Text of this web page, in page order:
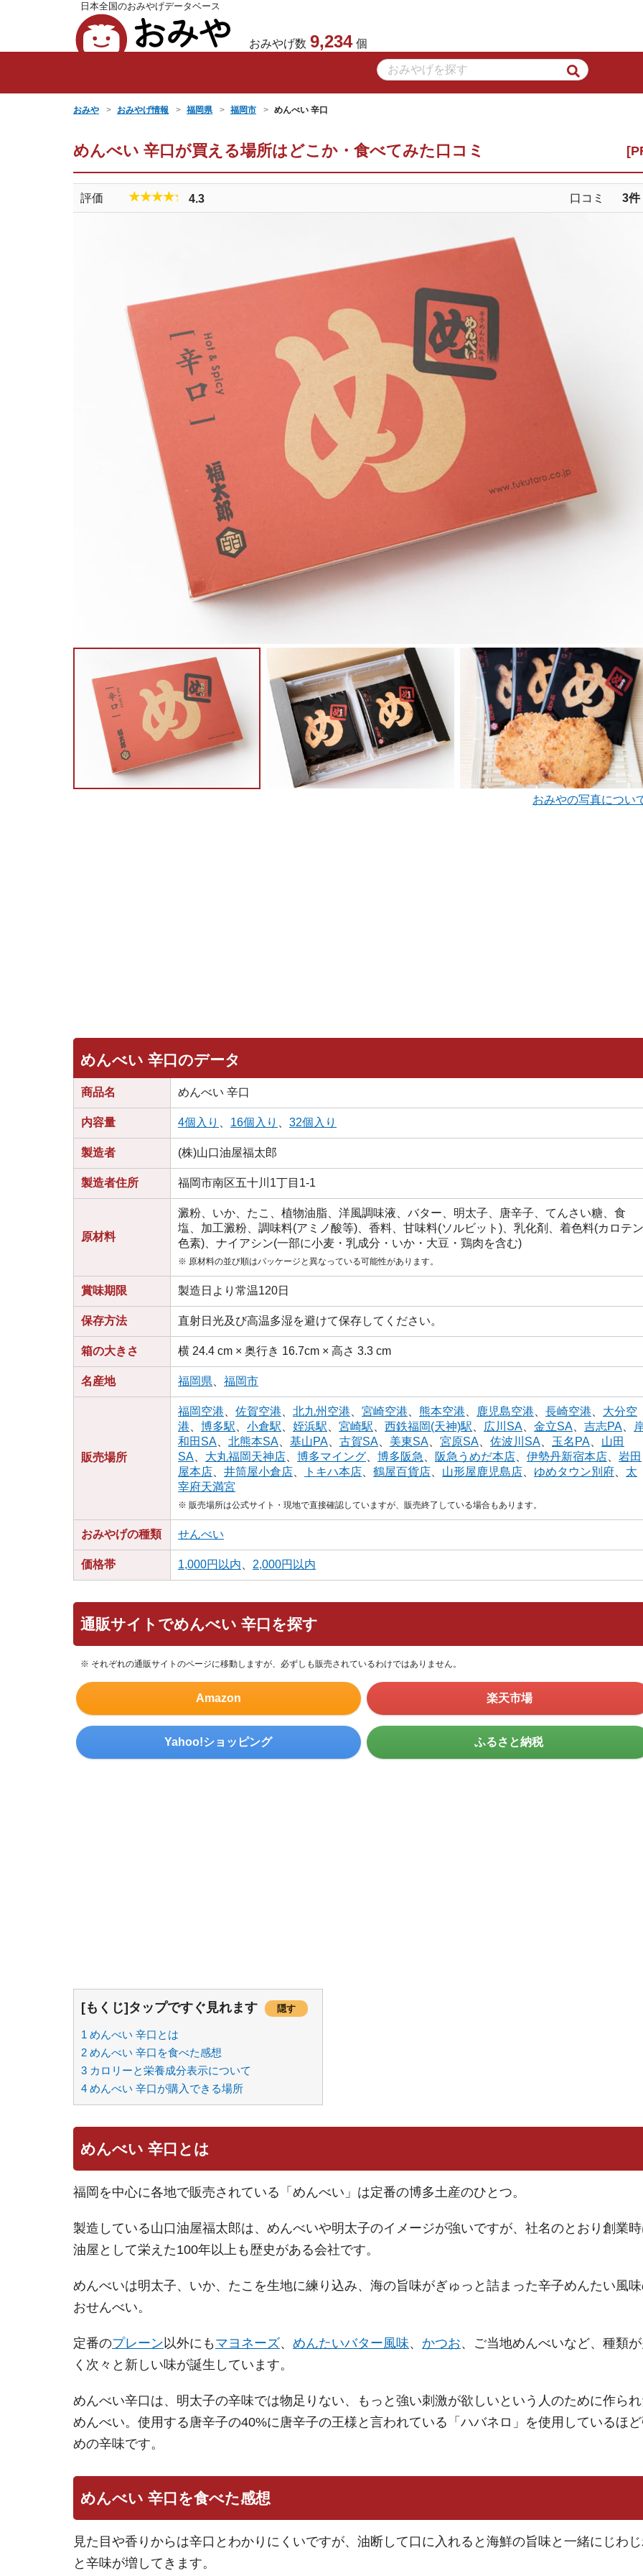
日本全国のおみやげデータベース
おみやげ数 9,234 個
おみや おみやげ情報 福岡県 福岡市 めんべい 辛口
めんべい 辛口が買える場所はどこか・食べてみた口コミ
評価 ★★★★★ 4.3 口コミ 3件
おみやの写真につい
めんべい 辛口のデータ
商品名 めんべい 辛口
内容量 4個入り 16個入り 32個入り
製造者 (株)山口油屋福太郎
製造者住所 福岡市南区五十川1丁目1-1
原材料
澱粉、いか、たこ、植物油脂、洋風調味液、バター、明太子、唐辛子、てんさい糖、食
塩、加工澱粉、調味料(アミノ酸等)、香料、甘味料(ソルビット)、乳化剤、着色料(カロテン
色素)、ナイアシン(一部に小麦・乳成分・いか・大豆・鶏肉を含む)
※ 原材料の並び順はパッケージと異なっている可能性があります。
賞味期限 製造日より常温120日
保存方法 直射日光及び高温多湿を避けて保存してください。
箱の大きさ 横 24.4 cm × 奥行き 16.7cm × 高さ 3.3 cm
名産地 福岡県 福岡市
販売場所
福岡空港 佐賀空港 北九州空港 宮崎空港 熊本空港 鹿児島空港 長崎空港
大分空
港
博多駅 小倉駅 姪浜駅 宮崎駅 西鉄福岡(天神)駅 広川SA 金立SA 吉志PA
和田SA
北熊本SA 基山PA 古賀SA 美東SA 宮原SA 佐波川SA 玉名PA
山田
SA
大丸福岡天神店 博多マイング 博多阪急 阪急うめだ本店 伊勢丹新宿本店
岩田
屋本店
井筒屋小倉店 トキハ本店 鶴屋百貨店 山形屋鹿児島店 ゆめタウン別府
太
宰府天満宮
※ 販売場所は公式サイト・現地で直接確認していますが、販売終了している場合もあります。
おみやげの種類 せんべい
価格帯 1,000円以内 2,000円以内
通販サイトでめんべい 辛口を探す
※ それぞれの通販サイトのページに移動しますが、必ずしも販売されているわけではありません。
Amazon 楽天市場
Yahoo!ショッピング ふるさと納税
[もくじ]タップですぐ見れます 隠す
1 めんべい 辛口とは
2 めんべい 辛口を食べた感想
3 カロリーと栄養成分表示について
4 めんべい 辛口が購入できる場所
めんべい 辛口とは
福岡を中心に各地で販売されている「めんべい」は定番の博多土産のひとつ。
製造している山口油屋福太郎は、めんべいや明太子のイメージが強いですが、社名のとおり創業
油屋として栄えた100年以上も歴史がある会社です。
めんべいは明太子、いか、たこを生地に練り込み、海の旨味がぎゅっと詰まった辛子めんたい風
おせんべい。
定番のプレーン 以外にも マヨネーズ、 めんたいバター風味、 かつお、ご当地めんべいなど、種類
く次々と新しい味が誕生しています。
めんべい辛口は、明太子の辛味では物足りない、もっと強い刺激が欲しいという人のために作ら
めんべい。使用する唐辛子の40%に唐辛子の王様と言われている「ハバネロ」を使用しているほ
めの辛味です。
めんべい 辛口を食べた感想
見た目や香りからは辛口とわかりにくいですが、油断して口に入れると海鮮の旨味と一緒にじわ
と辛味が増してきます。